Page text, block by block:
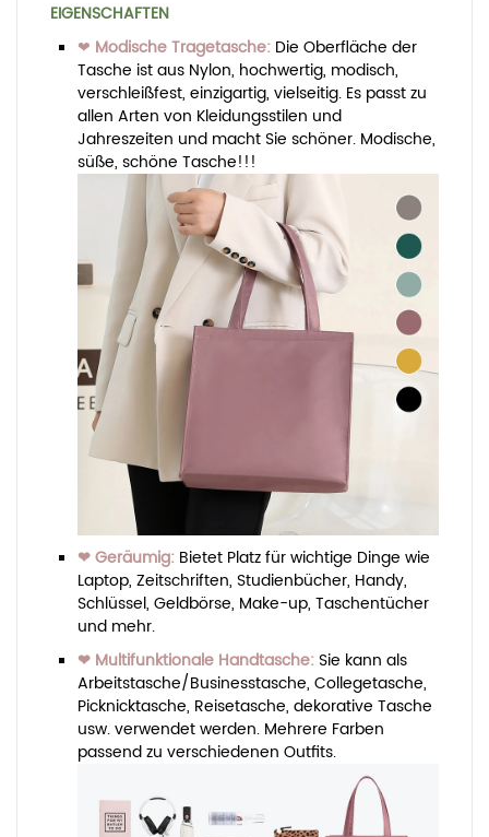
EIGENSCHAFTEN
❤ Modische Tragetasche: Die Oberfläche der
Tasche ist aus Nylon, hochwertig, modisch,
verschleißfest, einzigartig, vielseitig. Es passt zu
allen Arten von Kleidungsstilen und
Jahreszeiten und macht Sie schöner. Modische,
süße, schöne Tasche!!!
❤ Geräumig: Bietet Platz für wichtige Dinge wie
Laptop, Zeitschriften, Studienbücher, Handy,
Schlüssel, Geldbörse, Make-up, Taschentücher
und mehr.
❤ Multifunktionale Handtasche:Sie kann als
Arbeitstasche/Businesstasche, Collegetasche,
Picknicktasche, Reisetasche, dekorative Tasche
usw. verwendet werden. Mehrere Farben
passend zu verschiedenen Outfits.